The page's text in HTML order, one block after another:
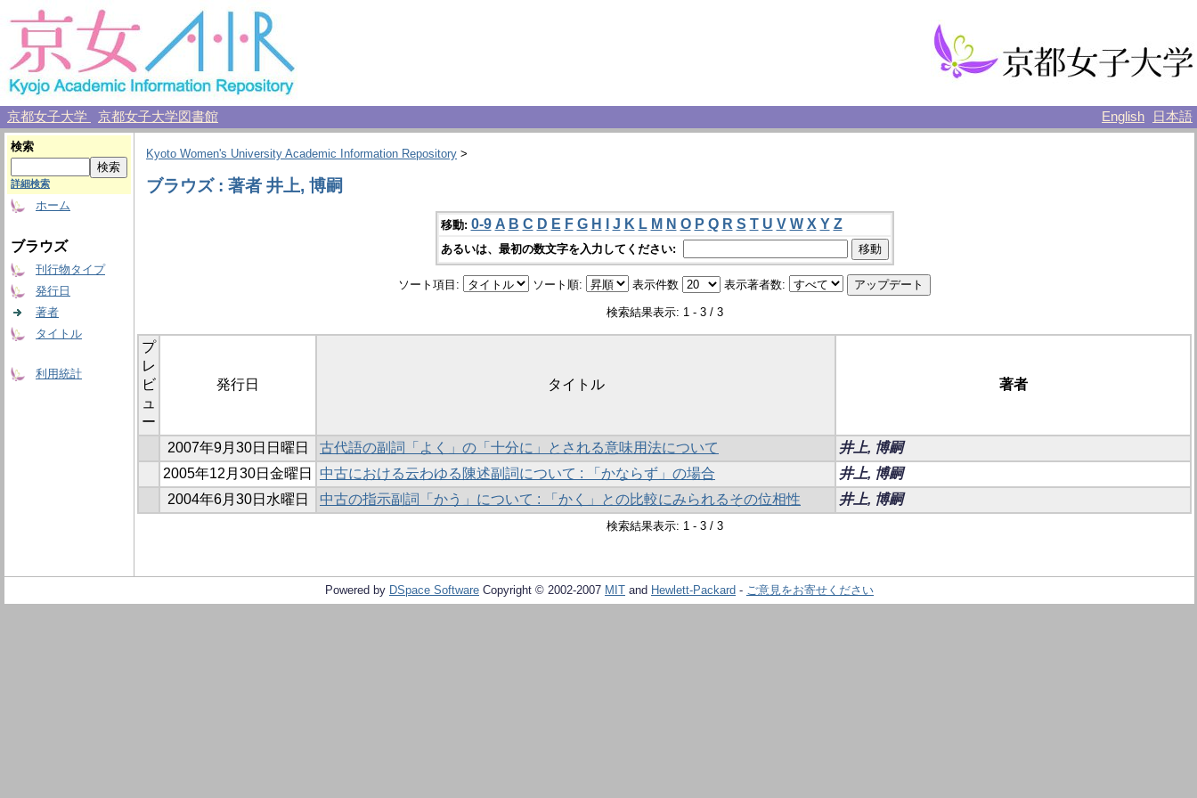
京都女子大学 京都女子大学図書館 English 日本語
検索
詳細検索
ホーム
ブラウズ
刊行物タイプ
発行日
著者
タイトル
利用統計
Kyoto Women's University Academic Information Repository >
ブラウズ : 著者 井上, 博嗣
移動: 0-9 A B C D E F G H J K L M N O P Q R S T U V W X Y Z
あるいは、最初の数文字を入力してください:
ソート項目: ソート順: 表示件数 表示著者数:
検索結果表示: 1 - 3 / 3
プ
レ
ビ
ュ
ー
発行日 タイトル 著者
2007年9月30日日曜日 古代語の副詞「よく」の「十分に」とされる意味用法について
井上, 博嗣
2005年12月30日金曜日
中古における云わゆる陳述副詞について : 「かならず」の場合
井上, 博嗣
2004年6月30日水曜日
中古の指示副詞「かう」について : 「かく」との比較にみられるその位相性 井上, 博嗣
検索結果表示: 1 - 3 / 3
Powered by DSpace Software Copyright © 2002-2007 MIT and Hewlett-Packard - ご意見をお寄せください